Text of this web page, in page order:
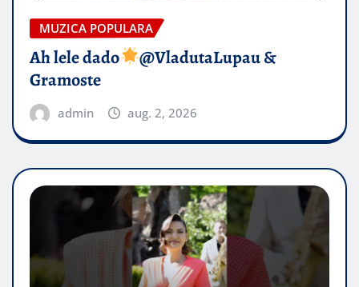
MUZICA POPULARA
Ah lele dado​
@VladutaLupau &
Gramoste
admin aug. 2, 2026